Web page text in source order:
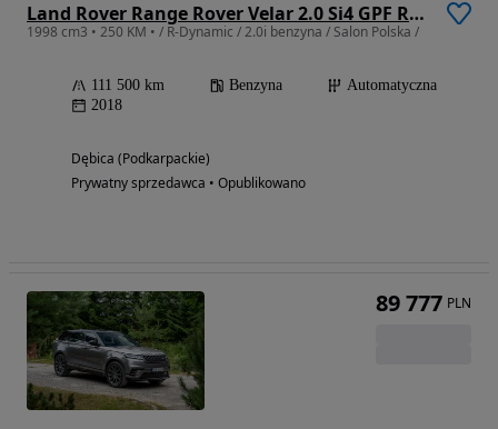
Land Rover Range Rover Velar 2.0 Si4 GPF R-Dynamic
1998 cm3 • 250 KM • / R-Dynamic / 2.0i benzyna / Salon Polska /
111 500 km Benzyna
Automatyczna
2018
Dębica (Podkarpackie)
Prywatny sprzedawca • Opublikowano
89 777 PLN